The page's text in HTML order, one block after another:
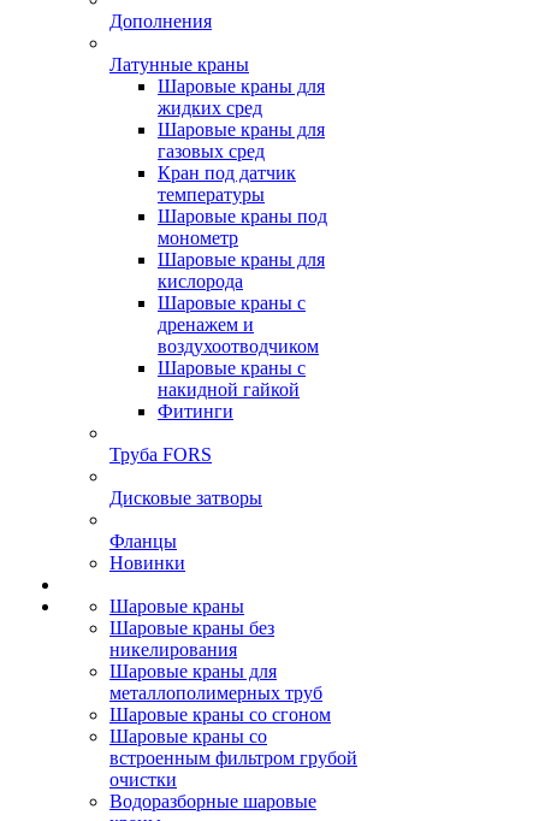
Дополнения
Латунные краны
Шаровые краны для
жидких сред
Шаровые краны для
газовых сред
Кран под датчик
температуры
Шаровые краны под
монометр
Шаровые краны для
кислорода
Шаровые краны с
дренажем и
воздухоотводчиком
Шаровые краны с
накидной гайкой
Фитинги
Труба FORS
Дисковые затворы
Фланцы
Новинки
Шаровые краны
Шаровые краны без
никелирования
Шаровые краны для
металлополимерных труб
Шаровые краны со сгоном
Шаровые краны со
встроенным фильтром грубой
очистки
Водоразборные шаровые